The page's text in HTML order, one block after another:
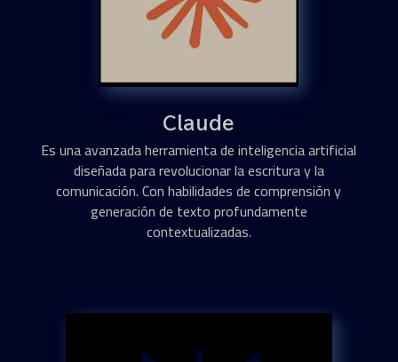
Claude
Es una avanzada herramienta de inteligencia artificial
diseñada para revolucionar la escritura y la
comunicación. Con habilidades de comprensión y
generación de texto profundamente
contextualizadas.